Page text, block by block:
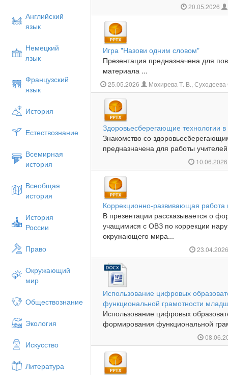
Английский
язык
Немецкий
язык
Французский
язык
История
Естествознание
Всемирная
история
Всеобщая
история
История
России
Право
Окружающий
мир
Обществознание
Экология
Искусство
Литература
20.05.2026
Игра "Назови одним словом"
Презентация предназначена для
материала ...
25.05.2026 Мохирева Т. В.,
Здоровьесберегающие технологии
Знакомство со
предназначена для работы
Коррекционно-развивающая
В презентации рассказывается о
учащимися с ОВЗ по коррекции
окружающего мира...
Использование цифровых
функциональной грамотности
Использование цифровых
формирования функциональной